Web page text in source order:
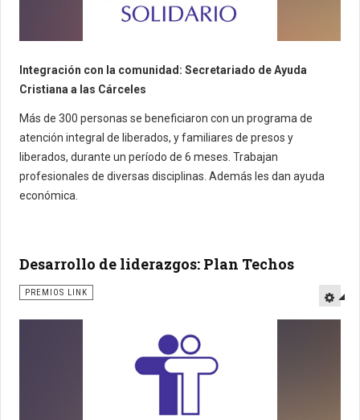
Integración con la comunidad: Secretariado de Ayuda
Cristiana a las Cárceles
Más de 300 personas se beneficiaron con un programa de
atención integral de liberados, y familiares de presos y
liberados, durante un período de 6 meses. Trabajan
profesionales de diversas disciplinas. Además les dan ayuda
económica.
Desarrollo de liderazgos: Plan Techos
PREMIOS LINK